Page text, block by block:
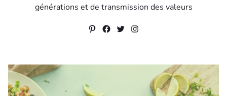
générations et de transmission des valeurs
Pinterest
Facebook
Twitter
Instagram